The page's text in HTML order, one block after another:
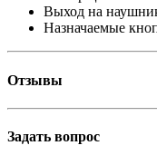
Выход на
Назначаемые
Отзывы
Задать вопрос